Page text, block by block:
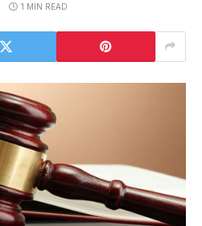
1 MIN READ